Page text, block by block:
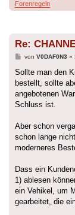
Forenregeln
Re:
Beitrag
von V0DAF0N3 »
Sollte man den
bestellt, sollte
angebotenen
Schluss ist.
Aber schon
schon lange
moderneres
Dass ein
1) ablesen
ein Vehikel, um
gearbeitet, die